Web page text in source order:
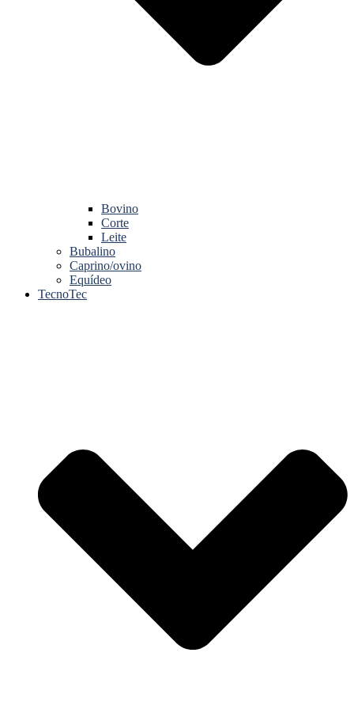
Bovino
Corte
Leite
Bubalino
Caprino/ovino
Equídeo
TecnoTec